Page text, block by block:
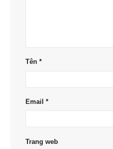
Tên *
Email *
Trang web